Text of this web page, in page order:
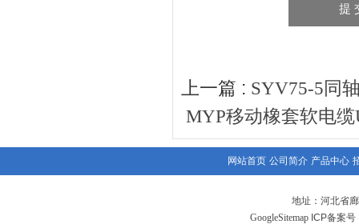
上一篇 : SYV75-5同
MYP移动橡套软电
网站首页 公司简介 产品中心
地址：河北省
GoogleSitemap ICP备案号